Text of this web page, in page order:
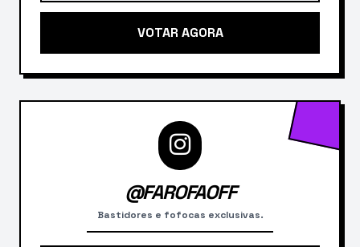
VOTAR AGORA
@FAROFAOFF
Bastidores e fofocas exclusivas.